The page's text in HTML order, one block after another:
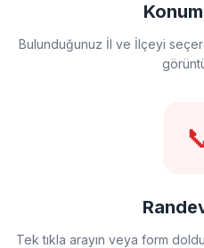
Bulunduğunuz İl ve İlçeyi
Tek tıkla arayın veya form